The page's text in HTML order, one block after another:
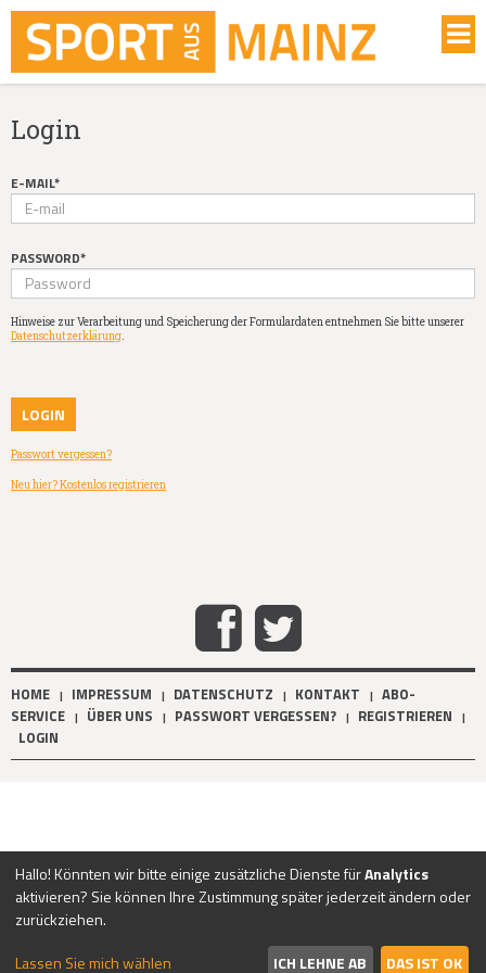
Login
E-MAIL*
PASSWORD*
Hinweise zur Verarbeitung und Speicherung der Formulardaten entnehmen Sie bitte unserer
Datenschutzerklärung.
Passwort vergessen?
Neu hier? Kostenlos registrieren
HOME | IMPRESSUM | DATENSCHUTZ | KONTAKT | ABO-
SERVICE | ÜBER UNS | PASSWORT VERGESSEN? | REGISTRIEREN |
LOGIN
Hallo! Könnten wir bitte einige zusätzliche Dienste fürAnalytics
aktivieren? Sie können Ihre Zustimmung später jederzeit ändern oder
zurückziehen.
Lassen Sie mich wählen
ICH LEHNE AB DAS IST OK